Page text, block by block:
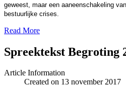
geweest, maar een aaneenschakeling
bestuurlijke crises.
Read More
Spreektekst Begroting
Article Information
Created on 13 november 2017